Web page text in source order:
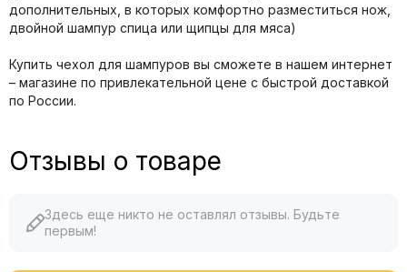
дополнительных, в которых комфортно разместиться нож,
двойной шампур спица или щипцы для мяса)
Купить чехол для шампуров вы сможете в нашем интернет
– магазине по привлекательной цене с быстрой доставкой
по России.
Отзывы о товаре
Здесь еще никто не оставлял отзывы. Будьте
первым!